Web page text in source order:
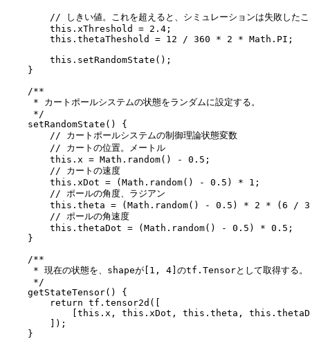
// しきい値。これを超えると、シミュレーションは失敗した
        this.xThreshold = 2.4;
        this.thetaTheshold = 12 / 360 * 2 * Math.PI;
        this.setRandomState();
    }
    /**
     * カートポールシステムの状態をランダムに設定する。
     */
    setRandomState() {
        // カートポールシステムの制御理論状態変数
        // カートの位置。メートル
        this.x = Math.random() - 0.5;
        // カートの速度
        this.xDot = (Math.random() - 0.5) * 1;
        // ポールの角度、ラジアン
this.theta = (Math.random() - 0.5) * 2 * (6 /
        // ポールの角速度
        this.thetaDot = (Math.random() - 0.5) * 0.5;
    }
    /**
     * 現在の状態を、shapeが[1, 4]のtf.Tensorとして取得する。
     */
    getStateTensor() {
        return tf.tensor2d([
[this.x, this.xDot, this.theta,
        ]);
    }